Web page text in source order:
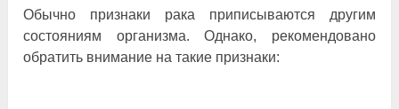
Обычно признаки рака приписываются другим
состояниям организма. Однако, рекомендовано
обратить внимание на такие признаки: